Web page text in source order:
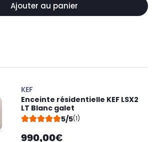
Ajouter au panier
KEF
Enceinte résidentielle KEF LSX2
LT Blanc galet
5/5(1)
990,00€